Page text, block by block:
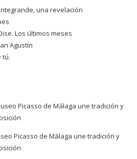
una revelación
Los últimos meses
Agustín
tú.
Picasso de Málaga une tradición y
Picasso de Málaga une tradición y